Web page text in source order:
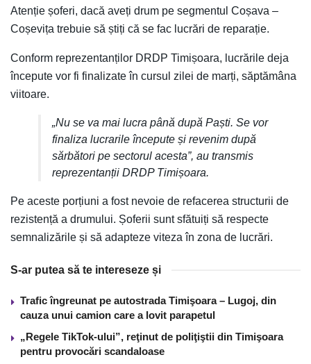
Atenție șoferi, dacă aveți drum pe segmentul Coșava –
Coșevița trebuie să știți că se fac lucrări de reparație.
Conform reprezentanților DRDP Timișoara, lucrările deja
începute vor fi finalizate în cursul zilei de marți, săptămâna
viitoare.
„Nu se va mai lucra până după Paști. Se vor
finaliza lucrarile începute și revenim după
sărbători pe sectorul acesta”, au transmis
reprezentanții DRDP Timișoara.
Pe aceste porțiuni a fost nevoie de refacerea structurii de
rezistență a drumului. Șoferii sunt sfătuiți să respecte
semnalizările și să adapteze viteza în zona de lucrări.
S-ar putea să te intereseze și
Trafic îngreunat pe autostrada Timişoara – Lugoj, din
cauza unui camion care a lovit parapetul
„Regele TikTok-ului”, reţinut de poliţiştii din Timişoara
pentru provocări scandaloase